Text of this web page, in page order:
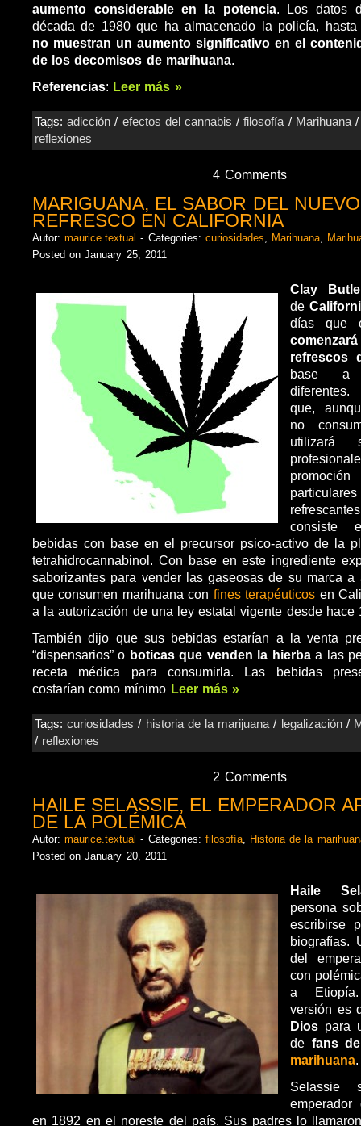
aumento considerable en la potencia. Los datos
década de 1980 que ha almacenado la policía,
no muestran un aumento significativo en el
de los decomisos de marihuana.
Referencias: Leer más »
Tags:adicción / efectos del cannabis /filosofía / Marihuana
reflexiones
4 Comments
MARIGUANA, EL SABOR DEL NUEVO
REFRESCO EN CALIFORNIA
Autor:maurice.textual - Categories: curiosidades Marihuana
Posted on January 25, 2011
Clay
de
días que
refrescos
base a
que,
no
utilizará
consiste
bebidas con base en el precursor psico-activo de la
tetrahidrocannabinol. Con base en este ingrediente
saborizantes para vender las gaseosas de su marca a
que consumen marihuana con fines terapéuticos en
a la autorización de una ley estatal vigente desde hace
También dijo que sus bebidas estarían a la venta
“dispensarios” o boticas que venden la hierba a las
receta médica para consumirla. Las bebidas
costarían como mínimo Leer más »
Tags:curiosidades / historia de la marijuana / legalización/
/ reflexiones
2 Comments
HAILE SELASSIE, EL EMPERADOR
DE LA POLÉMICA
Autor:maurice.textual - Categories: filosofía, Historia de la
Posted on January 20, 2011
Haile
persona
escribirse
biografías.
del
con
a
versión es
Dios para
de fans
marihuana.
Selassie
en 1892 en el noreste del país. Sus padres lo